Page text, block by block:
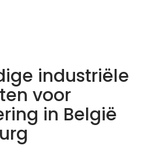
industriële
voor
in België